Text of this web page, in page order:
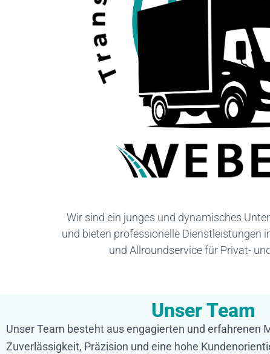
Wir sind ein junges und dynamisches
und bieten professionelle Dienstleistungen
und Allroundservice für Privat-
Unser Team
Unser Team besteht aus engagierten und erfahrenen
Zuverlässigkeit, Präzision und eine hohe